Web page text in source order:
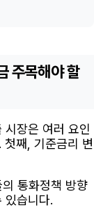
주목해야 할
장은 여러 요인
째, 기준금리 변
통화정책 방향
있습니다.